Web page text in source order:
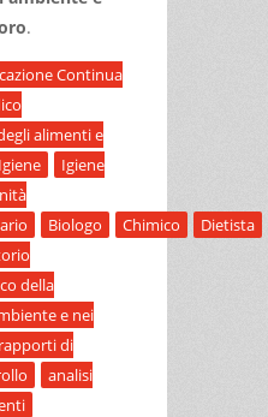
.
Continua
alimenti e
Igiene
Igiene
Biologo Chimico
Dietista
della
e nei
rapporti di
analisi